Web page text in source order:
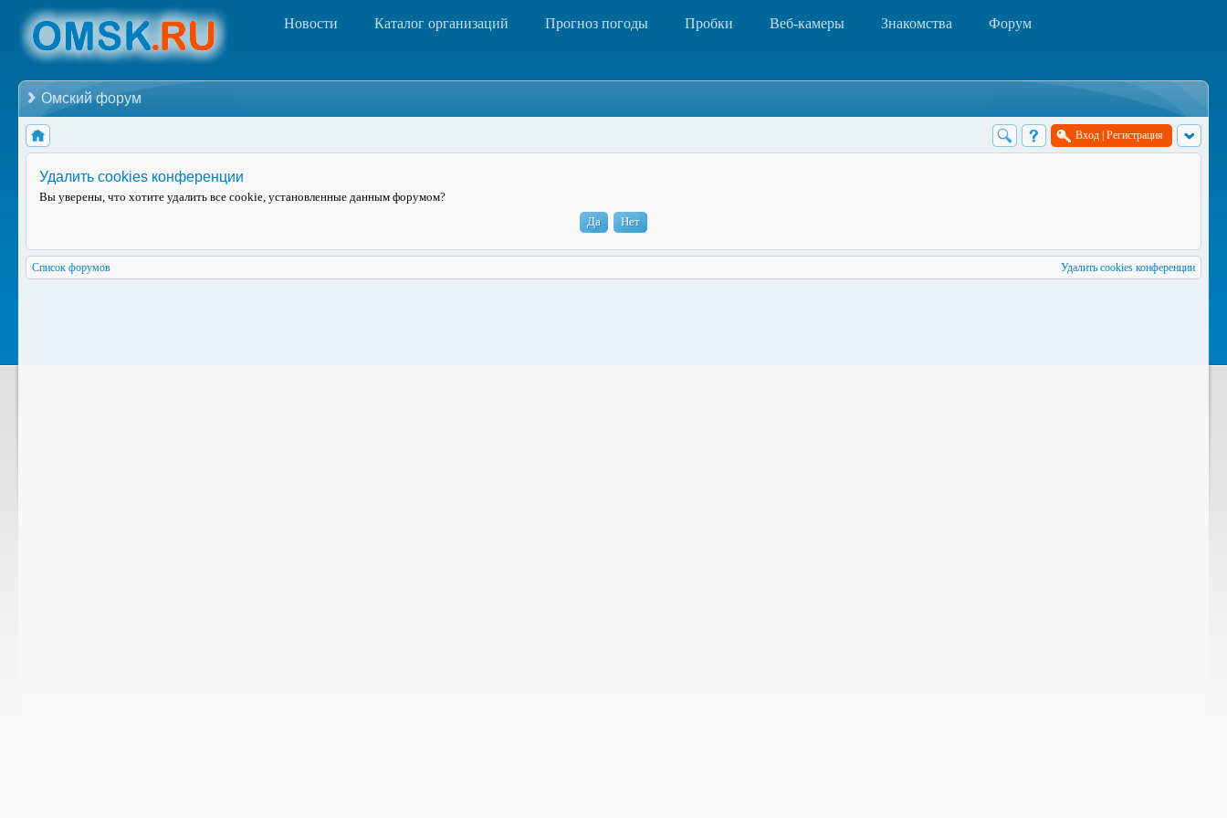
Новости Каталог организаций Прогноз погоды Пробки Веб-камеры Знакомства Форум
Омский форум
Вход Регистрация
Удалить cookies конференции
Вы уверены, что хотите удалить все cookie, установленные данным форумом?
Список форумов Удалить cookies конференции